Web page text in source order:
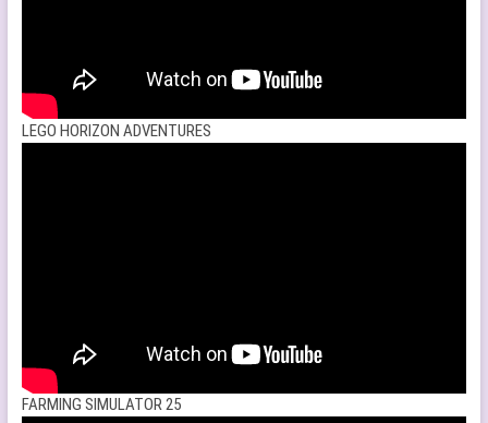
LEGO HORIZON ADVENTURES
FARMING SIMULATOR 25